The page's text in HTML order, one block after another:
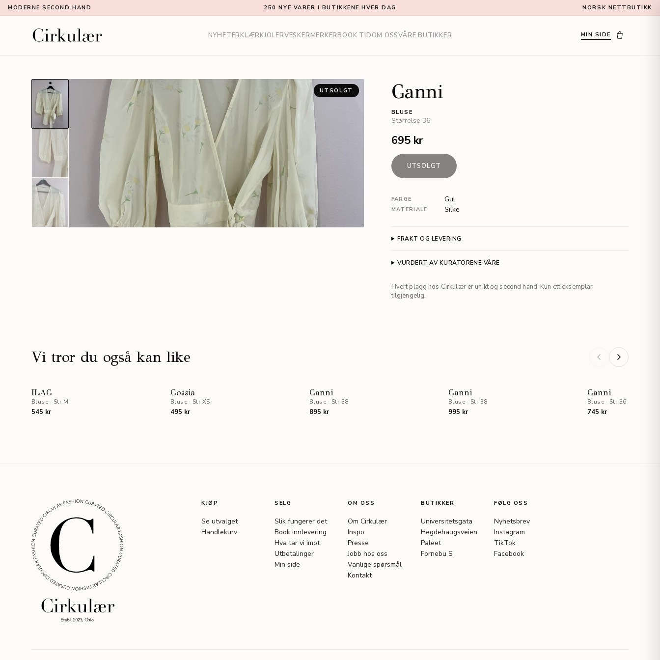
MODERNE SECOND HAND 250 NYE VARER I BUTIKKENE HVER DAG NORSK NETTBUTIKK
NYHETERKLÆRKJOLERVESKERMERKERBOOK TIDOM OSSVÅRE BUTIKKER MIN SIDE
UTSOLGT Ganni
BLUSE
Størrelse 36
695 kr
UTSOLGT
FARGE Gul
MATERIALE Silke
FRAKT OG LEVERING
VURDERT AV KURATORENE VÅRE
Hvert plagg hos Cirkulær er unikt og second hand. Kun ett eksemplar
tilgjengelig.
Vi tror du også kan like
ILAG
Bluse · Str M
545 kr
Gossia
Bluse · Str XS
495 kr
Ganni
Bluse · Str 38
895 kr
Ganni
Bluse · Str 38
995 kr
Ganni
Bluse · Str 36
745 kr
KJØP
Se utvalget
Handlekurv
SELG
Slik fungerer det
Book innlevering
Hva tar vi imot
Utbetalinger
Min side
OM OSS
Om Cirkulær
Inspo
Presse
Jobb hos oss
Vanlige spørsmål
Kontakt
BUTIKKER
Universitetsgata
Hegdehaugsveien
Paleet
Fornebu S
FØLG OSS
Nyhetsbrev
Instagram
TikTok
Facebook